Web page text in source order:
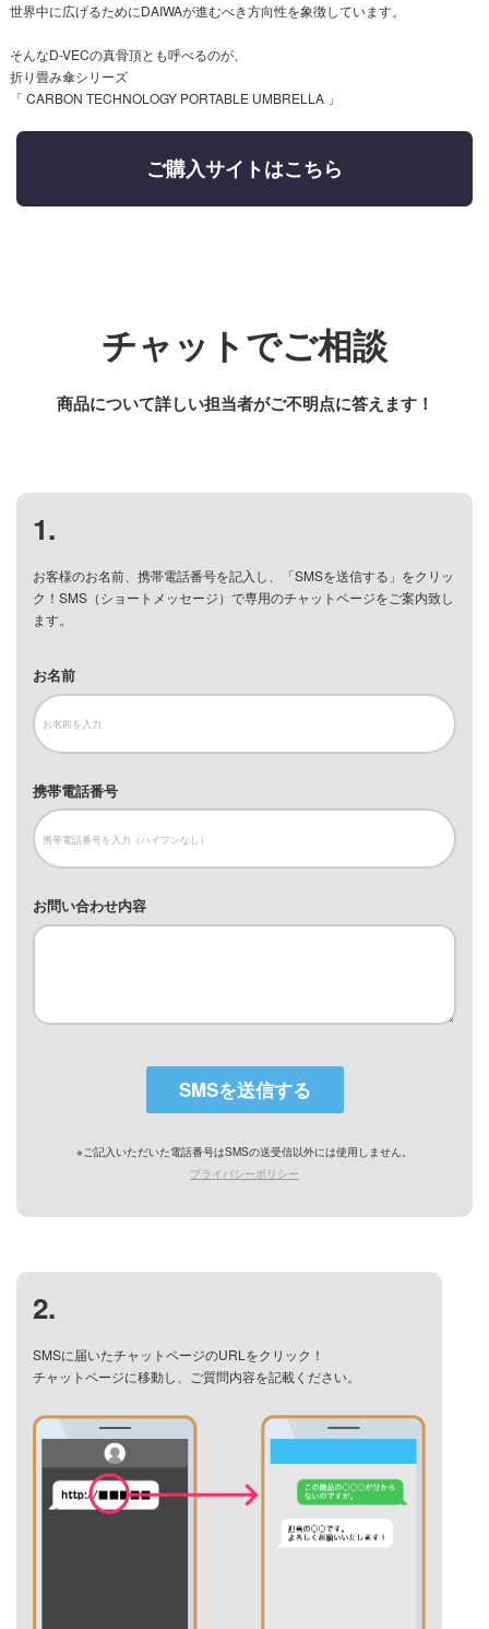
世界中に広げるためにDAIWAが進むべき方向性を象徴しています。
そんなD-VECの真骨頂とも呼べるのが、
折り畳み傘シリーズ
「 CARBON TECHNOLOGY PORTABLE UMBRELLA 」
ご購入サイトはこちら
チャットでご相談
商品について詳しい担当者がご不明点に答えます！
1.
お客様のお名前、携帯電話番号を記入し、「SMSを送信する」をクリッ
ク！SMS（ショートメッセージ）で専用のチャットページをご案内致し
ます。
お名前
携帯電話番号
お問い合わせ内容
SMSを送信する
※ご記入いただいた電話番号はSMSの送受信以外には使用しません。
プライバシーポリシー
2.
SMSに届いたチャットページのURLをクリック！
チャットページに移動し、ご質問内容を記載ください。